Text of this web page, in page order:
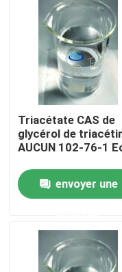
Accueil
Contacts
Triacétate CAS de
glycérol de
AUCUN 102-76-1
envoyer une